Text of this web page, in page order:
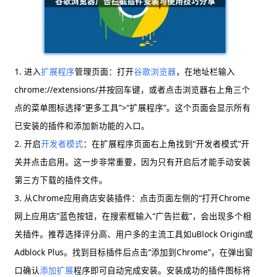
1. 进入扩展程序管理页面：打开谷歌浏览器，在地址栏输入
chrome://extensions/并按回车键，或者点击浏览器右上角三个
点的菜单图标选择“更多工具”>“扩展程序”。这个页面会显示所有
已安装的插件和添加新功能的入口。
2. 开启开发者模式：在扩展程序页面右上角找到“开发者模式”开
关并点击启用。这一步非常重要，因为只有开启后才能手动安装
第三方下载的插件文件。
3. 从Chrome应用商店安装插件：点击页面左侧的“打开Chrome
网上应用店”蓝色按钮，在搜索框输入“广告拦截”，会出现多个相
关插件。推荐选择评分高、用户多的主流工具如uBlock Origin或
Adblock Plus。找到目标插件后点击“添加到Chrome”，在弹出窗
口确认添加扩展程序即可自动完成安装。安装成功的插件图标将